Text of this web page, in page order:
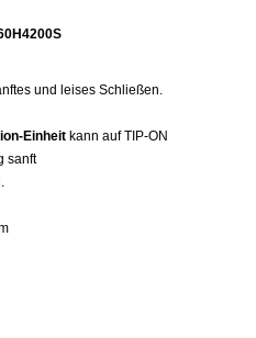
und leises Schließen.
Einheit kann auf TIP-ON
sanft